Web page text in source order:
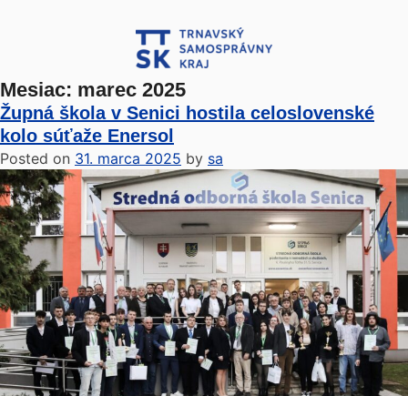
Mesiac: marec 2025
Župná škola v Senici hostila celoslovenské
kolo súťaže Enersol
Posted on 31. marca 2025 by sa